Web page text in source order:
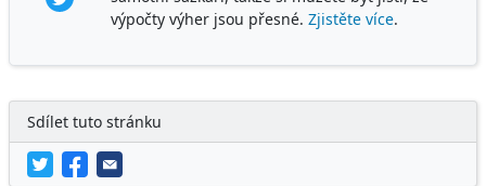
výpočty výher jsou přesné. Zjistěte více.
Sdílet tuto stránku